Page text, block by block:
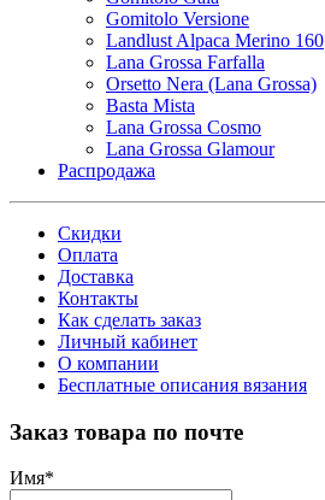
Gomitolo Versione
Landlust Alpaca Merino 160
Lana Grossa Farfalla
Orsetto Nera (Lana Grossa)
Basta Mista
Lana Grossa Cosmo
Lana Grossa Glamour
Распродажа
Скидки
Оплата
Доставка
Контакты
Как сделать заказ
Личный кабинет
О компании
Бесплатные описания вязания
Заказ товара по почте
Имя*